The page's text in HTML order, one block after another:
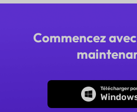
Commencez
Télécharger